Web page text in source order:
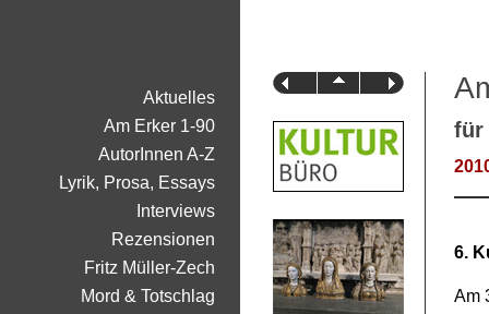
für
6.
Am
Aktuelles
Am Erker 1-90
AutorInnen A-Z
Lyrik, Prosa, Essays
Interviews
Rezensionen
Fritz Müller-Zech
Mord & Totschlag